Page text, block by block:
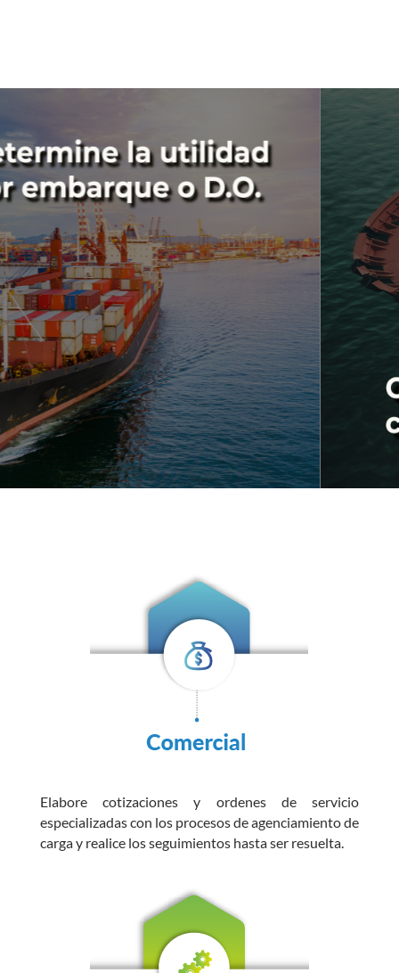
Elabore cotizaciones y ordenes de servicio
especializadas con los procesos de agenciamiento de
carga y realice los seguimientos hasta ser resuelta.